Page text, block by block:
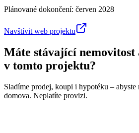
Plánované dokončení: červen 2028
Navštívit web projektu
Máte stávající nemovitost
v tomto projektu?
Sladíme prodej, koupi i hypotéku – abyste
domova. Neplatíte provizi.